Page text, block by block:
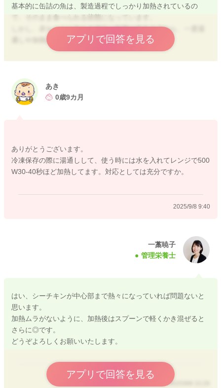
基本的に缶詰の魚は、製造過程でしっかり加熱されているの
で、そのまま食べられる状態になっています。
しかし、赤ちゃんに与える場合は殺菌や衛生の点から、一度湯
通しや加熱してから使うと安心です。
缶から出した状態でそのまま冷凍もできますが、開封後は雑菌
湯をかけてから、水気を切って小分けにして冷凍するのがおす
すめです。
アプリで回答を見る
あき
0歳9カ月
ありがとうございます。
冷凍保存の際に湯通しして、使う時には水を入れてレンジで500
W30-40秒ほど加熱してます。対応としては充分ですか。
2025/9/8 9:40
一藁暁子
管理栄養士
はい、シーチキンが中心部まで熱々になっていれば問題ないと
思います。
加熱ムラがないように、加熱後はスプーンで軽くかき混ぜると
さらに◎です。
どうぞよろしくお願いいたします。
アプリで回答を見る
2025/9/8 10:29